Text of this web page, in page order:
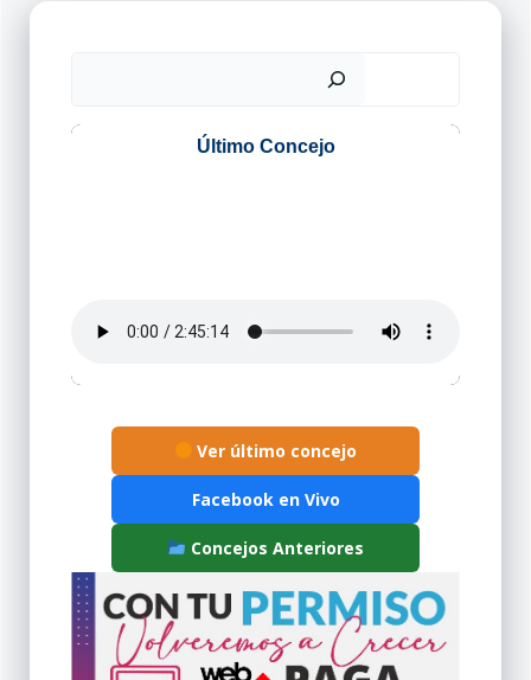
Ver último concejo
Facebook en Vivo
Concejos Anteriores